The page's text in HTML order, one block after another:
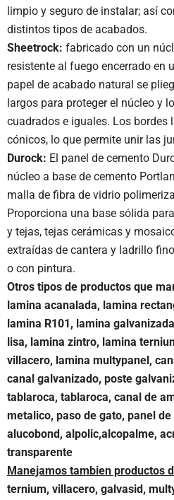
limpio y seguro de instalar; así
distintos tipos de acabados.
Sheetrock: fabricado con un
resistente al fuego encerrado en
papel de acabado natural se
largos para proteger el núcleo y
cuadrados e iguales. Los bordes
cónicos, lo que permite unir las
Durock: El panel de cemento
núcleo a base de cemento
malla de fibra de vidrio
Proporciona una base sólida
y tejas, tejas cerámicas y
extraídas de cantera y ladrillo
o con pintura.
Otros tipos de productos que
lamina acanalada, lamina
lamina R101, lamina
lisa, lamina zintro, lamina
villacero, lamina multypanel,
canal galvanizado, poste
tablaroca, tablaroca, canal de
metalico, paso de gato, panel
alucobond, alpolic,alcopalme,
transparente
Manejamos tambien productos
ternium, villacero, galvasid,